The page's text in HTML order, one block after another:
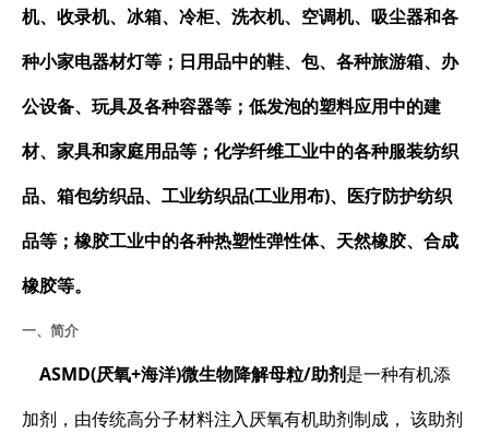
机、收录机、冰箱、冷柜、洗衣机、空调机、吸尘器和各
种小家电器材灯等；日用品中的鞋、包、各种旅游箱、办
公设备、玩具及各种容器等； 低发泡的塑料应用中的建
材、家具和家庭用品等；化学纤维工业中的各种服装纺织
品、箱包纺织品、工业纺织品(工业用布)、医疗防护纺织
品等；橡胶工业中的各种热塑性弹性体、天然橡胶、合成
橡胶等。
一、简介
ASMD(厌氧+海洋)微生物降解母粒/助剂是一种有机添
加剂，由传统高分子材料注入厌氧有机助剂制成， 该助剂